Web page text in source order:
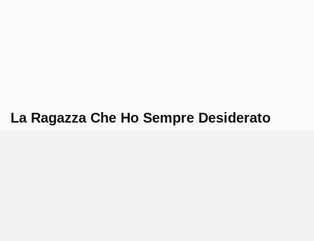
La Ragazza Che Ho Sempre Desiderato